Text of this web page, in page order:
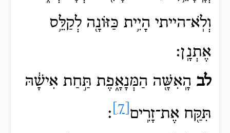
וְלֹֽא־הייתי הָיִ֥ית כַּזּוֹנָ֖ה לְקַלֵּ֥ס
אֶתְנָֽן׃
לב הָֽאִשָּׁ֖ה הַמְּנָאָ֑פֶת תַּ֣חַת אִישָׁ֔הּ
תִּקַּ֖ח אֶת־זָרִֽים
׃